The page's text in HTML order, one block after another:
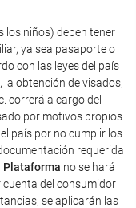
los niños) deben tener
ya sea pasaporte o
con las leyes del país
la obtención de visados,
correrá a cargo del
por motivos propios
país por no cumplir los
requerida
Plataforma no se hará
cuenta del consumidor
se aplicarán las